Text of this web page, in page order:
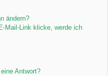
ändern?
Mail-Link klicke, werde ich
Antwort?